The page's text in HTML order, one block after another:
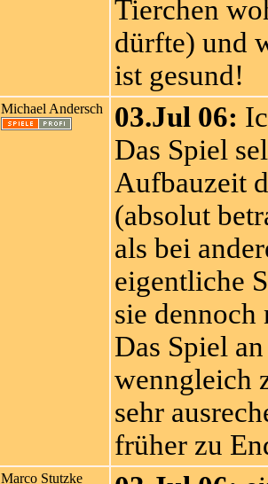
Tierchen
dürfte) und
ist gesund!
Michael Andersch 03.Jul 06:
Das Spiel
Aufbauzeit
(absolut
als bei
eigentliche
sie
Das Spiel
wenngleich
sehr
früher zu
Marco Stutzke